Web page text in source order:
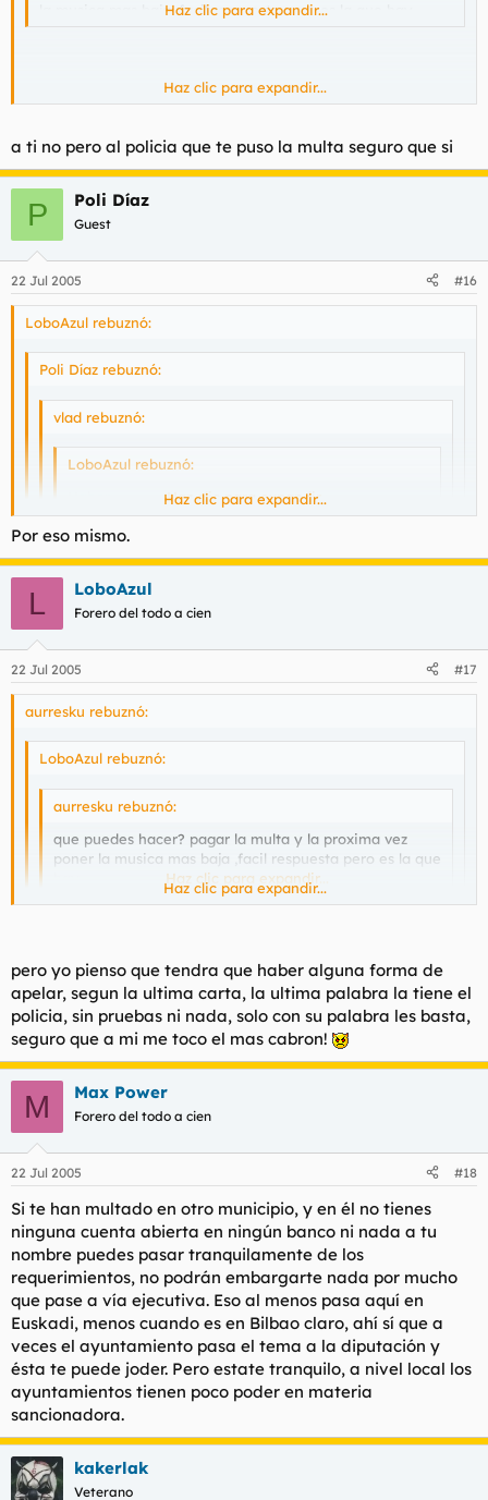
la musica mas baja ,facil respuesta pero es la que hay
Haz clic para expandir...
pagar 450 euros por la cara creeme que no hace mucha
Haz clic para expandir...
a ti no pero al policia que te puso la multa seguro que si
P Poli Díaz
Guest
22 Jul 2005 #16
LoboAzul rebuznó:
Poli Díaz rebuznó:
vlad rebuznó:
LoboAzul rebuznó:
Haz clic para expandir...
No sigo.
Haz clic para expandir...
El hijo de puta ahora lo ha editado, solo por confundir el a
todo el mundo no tiene los estudios que tiene usted "potro"
Haz clic para expandir...
Por eso mismo.
L LoboAzul
Forero del todo a cien
22 Jul 2005 #17
aurresku rebuznó:
LoboAzul rebuznó:
aurresku rebuznó:
que puedes hacer? pagar la multa y la proxima vez
poner la musica mas baja ,facil respuesta pero es la que
Haz clic para expandir...
pagar 450 euros por la cara creeme que no hace mucha
gracia...
a ti no pero al policia que te puso la multa seguro que si
Haz clic para expandir...
pero yo pienso que tendra que haber alguna forma de
apelar, segun la ultima carta, la ultima palabra la tiene el
policia, sin pruebas ni nada, solo con su palabra les basta,
seguro que a mi me toco el mas cabron!
M Max Power
Forero del todo a cien
22 Jul 2005 #18
Si te han multado en otro municipio, y en él no tienes
ninguna cuenta abierta en ningún banco ni nada a tu
nombre puedes pasar tranquilamente de los
requerimientos, no podrán embargarte nada por mucho
que pase a vía ejecutiva. Eso al menos pasa aquí en
Euskadi, menos cuando es en Bilbao claro, ahí sí que a
veces el ayuntamiento pasa el tema a la diputación y
ésta te puede joder. Pero estate tranquilo, a nivel local los
ayuntamientos tienen poco poder en materia
sancionadora.
kakerlak
Veterano